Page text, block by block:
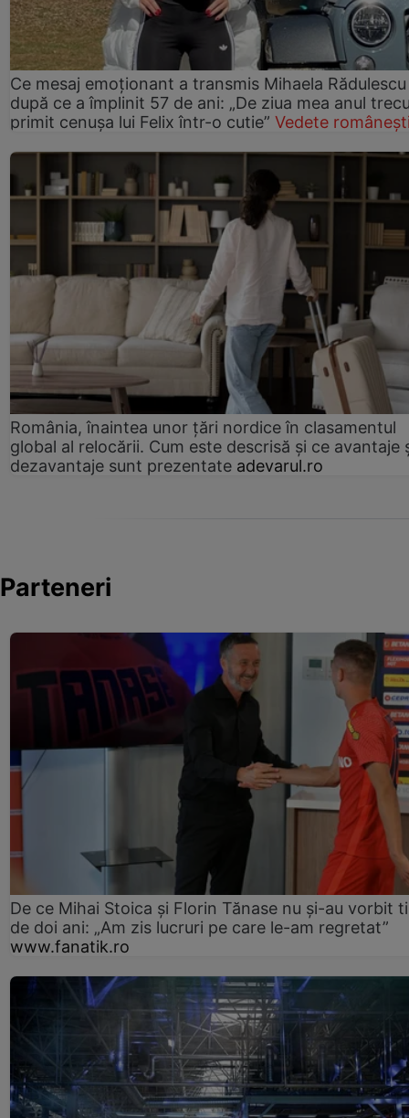
Ce mesaj emoționant a transmis Mihaela Rădulescu
după ce a împlinit 57 de ani: „De ziua mea anul
primit cenușa lui Felix într-o cutie” Vedete
România, înaintea unor țări nordice în clasamentul
global al relocării. Cum este descrisă și ce avantaje
dezavantaje sunt prezentate adevarul.ro
Parteneri
De ce Mihai Stoica și Florin Tănase nu și-au vorbit
de doi ani: „Am zis lucruri pe care le-am regretat”
www.fanatik.ro